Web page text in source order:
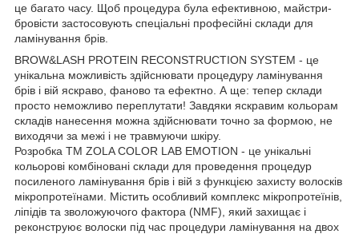
це багато часу. Щоб процедура була ефективною, майстри-
бровісти застосовують спеціальні професійні склади для
ламінування брів.
BROW&LASH PROTEIN RECONSTRUCTION SYSTEM - це
унікальна можливість здійснювати процедуру ламінування
брів і вій яскраво, фаново та ефектно. А ще: тепер склади
просто неможливо переплутати! Завдяки яскравим кольорам
складів нанесення можна здійснювати точно за формою, не
виходячи за межі і не травмуючи шкіру.
Розробка ТМ ZOLA COLOR LAB EMOTION - це унікальні
кольорові комбіновані склади для проведення процедур
посиленого ламінування брів і вій з функцією захисту волосків
мікропротеїнами. Містить особливий комплекс мікропротеїнів,
ліпідів та зволожуючого фактора (NMF), який захищає і
реконструює волоски під час процедури ламінування на двох